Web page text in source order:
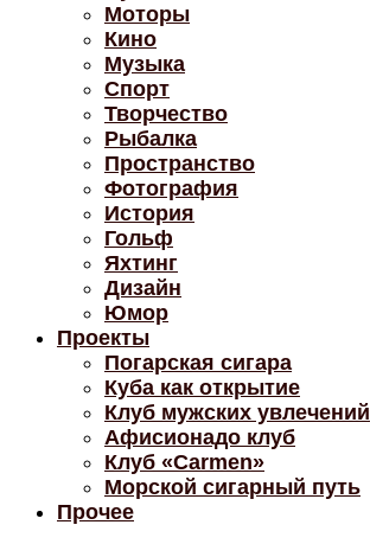
Моторы
Кино
Музыка
Спорт
Творчество
Рыбалка
Пространство
Фотография
История
Гольф
Яхтинг
Дизайн
Юмор
Проекты
Погарская сигара
Куба как открытие
Клуб мужских увлечений
Афисионадо клуб
Клуб «Carmen»
Морской сигарный путь
Прочее